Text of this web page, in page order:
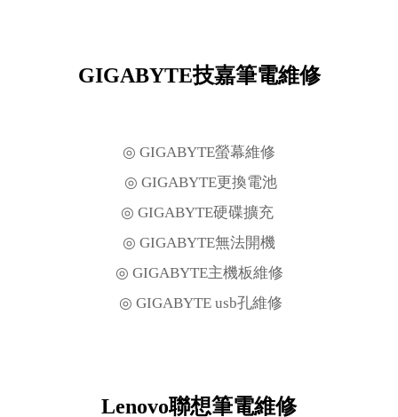
GIGABYTE技嘉筆電維修
◎ GIGABYTE螢幕維修
◎ GIGABYTE更換電池
◎ GIGABYTE硬碟擴充
◎ GIGABYTE無法開機
◎ GIGABYTE主機板維修
◎ GIGABYTE usb孔維修
Lenovo聯想筆電維修